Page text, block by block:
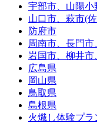
宇部市、山陽
山口市、萩市(
防府市
周南市、長門市
岩国市、柳井市
広島県
岡山県
鳥取県
島根県
火熾し体験プラ